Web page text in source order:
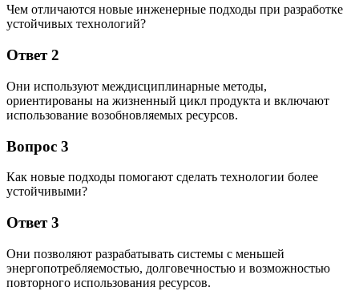
Чем отличаются новые инженерные подходы при разработке
устойчивых технологий?
Ответ 2
Они используют междисциплинарные методы,
ориентированы на жизненный цикл продукта и включают
использование возобновляемых ресурсов.
Вопрос 3
Как новые подходы помогают сделать технологии более
устойчивыми?
Ответ 3
Они позволяют разрабатывать системы с меньшей
энергопотребляемостью, долговечностью и возможностью
повторного использования ресурсов.